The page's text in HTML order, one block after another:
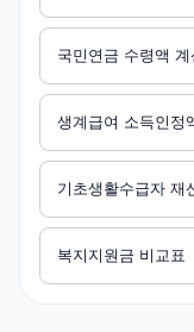
국민연금 수령액 계
생계급여 소득인정
기초생활수급자 재
복지지원금 비교표